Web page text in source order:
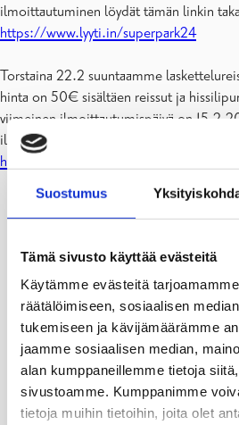
Suostumus
Tämä sivusto käyttää evästeitä
Käytämme evästeitä
räätälöimiseen, sosiaalisen
tukemiseen ja kävijämäärämme
jaamme sosiaalisen median,
alan kumppaneillemme tietoja
sivustoamme. Kumppanimme
tietoja muihin tietoihin, joita olet
ilmoittautuminen löydät tämän linkin
https://www.lyyti.in/superpark24
Torstaina 22.2 suuntaamme
hinta on 50€ sisältäen reissut ja
viimeinen ilmoittautumispäivä on
ilmoittautuminen löydät tämän linkin
https://www.lyyti.in/himos24